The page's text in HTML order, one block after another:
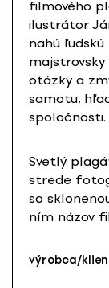
filmového
ilustrátor
nahú
otázky a
samotu,
spoločnosti.
Svetlý
strede
so
ním názov
výrobca/